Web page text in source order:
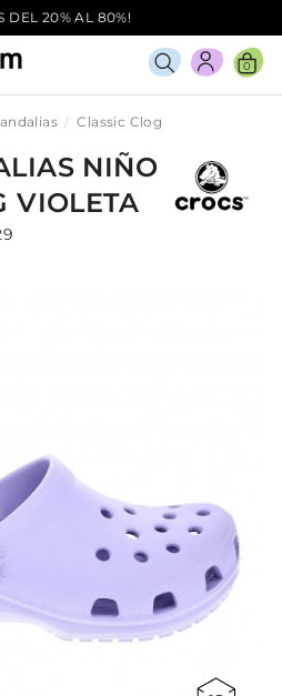
DEL 20% AL 80%!
0
Classic Clog
NIÑO
VIOLETA